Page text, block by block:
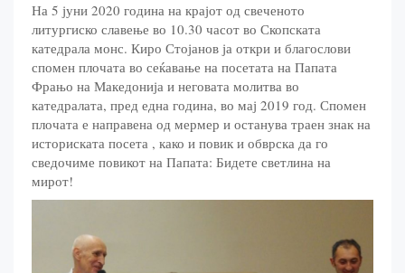
На 5 јуни 2020 година на крајот од свеченото
литургиско славење во 10.30 часот во Скопската
катедрала монс. Киро Стојанов ја откри и благослови
спомен плочата во сеќавање на посетата на Папата
Фрањо на Македонија и неговата молитва во
катедралата, пред една година, во мај 2019 год. Спомен
плочата е направена од мермер и останува траен знак на
историската посета , како и повик и обврска да го
сведочиме повикот на Папата: Бидете светлина на
мирот!